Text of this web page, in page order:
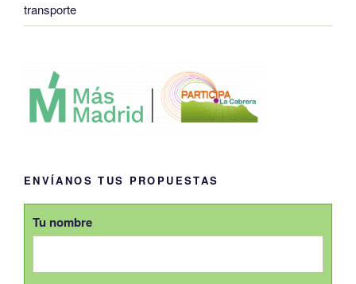
transporte
ENVÍANOS TUS PROPUESTAS
Tu nombre